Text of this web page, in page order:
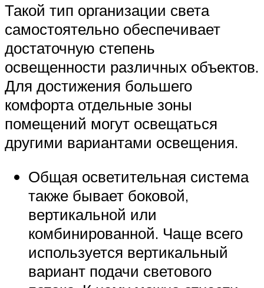
Такой тип организации света
самостоятельно обеспечивает
достаточную степень
освещенности различных объектов.
Для достижения большего
комфорта отдельные зоны
помещений могут освещаться
другими вариантами освещения.
Общая осветительная система
также бывает боковой,
вертикальной или
комбинированной. Чаще всего
используется вертикальный
вариант подачи светового